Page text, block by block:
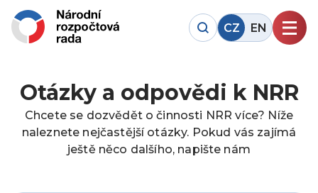
CZ EN
Otázky a odpovědi k NRR
Chcete se dozvědět o činnosti NRR více? Níže
naleznete nejčastější otázky. Pokud vás zajímá
ještě něco dalšího, napište nám